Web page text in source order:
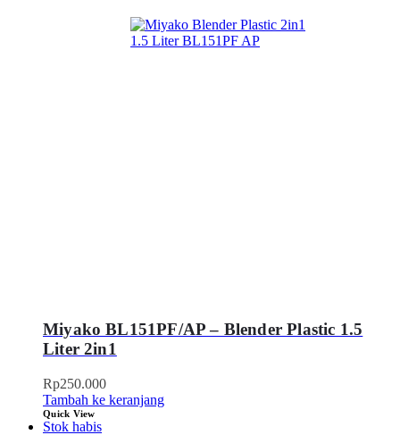
Miyako BL151PF/AP – Blender Plastic 1.5
Liter 2in1
Rp250.000
Tambah ke keranjang
Quick View
Stok habis